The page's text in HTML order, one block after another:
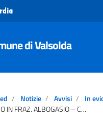
di Valsolda
Notizie Avvisi
In
– COMUNICATO DELL’AMMINISTRAZIONE